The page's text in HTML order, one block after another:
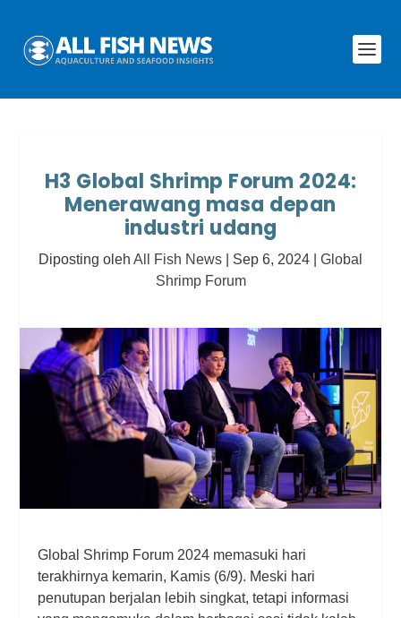
H3 Global Shrimp Forum 2024:
Menerawang masa depan
industri udang
Diposting oleh All Fish News Sep 6, 2024
Global
Shrimp Forum
Global Shrimp Forum 2024 memasuki hari
terakhirnya kemarin, Kamis (6/9). Meski hari
penutupan berjalan lebih singkat, tetapi informasi